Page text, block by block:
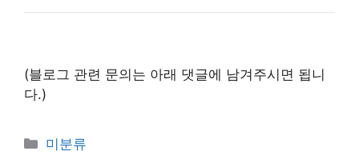
(블로그 관련 문의는 아래 댓글에 남겨주시면 됩니
다.)
Categories
미분류